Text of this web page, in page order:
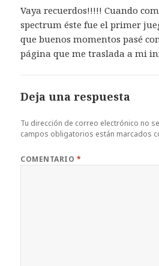
Vaya recuerdos!!!!! Cuando
spectrum éste fue el primer
que buenos momentos pasé
página que me traslada a mi
Deja una respuesta
Tu dirección de correo electrónico no
campos obligatorios están marcados
COMENTARIO *